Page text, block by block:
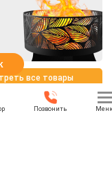
все товары
Позвонить